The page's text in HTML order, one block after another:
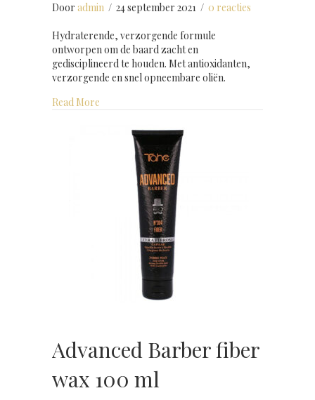
Door admin / 24 september 2021 / 0 reacties
Hydraterende, verzorgende formule
ontworpen om de baard zacht en
gedisciplineerd te houden. Met antioxidanten,
verzorgende en snel opneembare oliën.
Read More
Advanced Barber fiber
wax 100 ml